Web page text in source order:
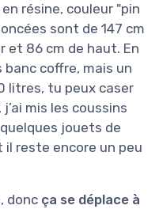
résine, couleur "pin
sont de 147 cm
et 86 cm de haut. En
banc coffre, mais un
litres, tu peux caser
mis les coussins
jouets de
il reste encore un peu
donc ça se déplace à